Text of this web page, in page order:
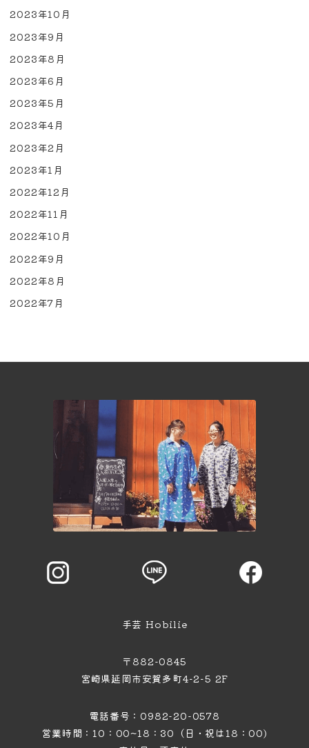
2023年10月
2023年9月
2023年8月
2023年6月
2023年5月
2023年4月
2023年2月
2023年1月
2022年12月
2022年11月
2022年10月
2022年9月
2022年8月
2022年7月
手芸 Hobilie
〒882-0845
宮崎県延岡市安賀多町4−2−5 2F
電話番号：0982-20-0578
営業時間：10：00~18：30（日・祝は18：00)